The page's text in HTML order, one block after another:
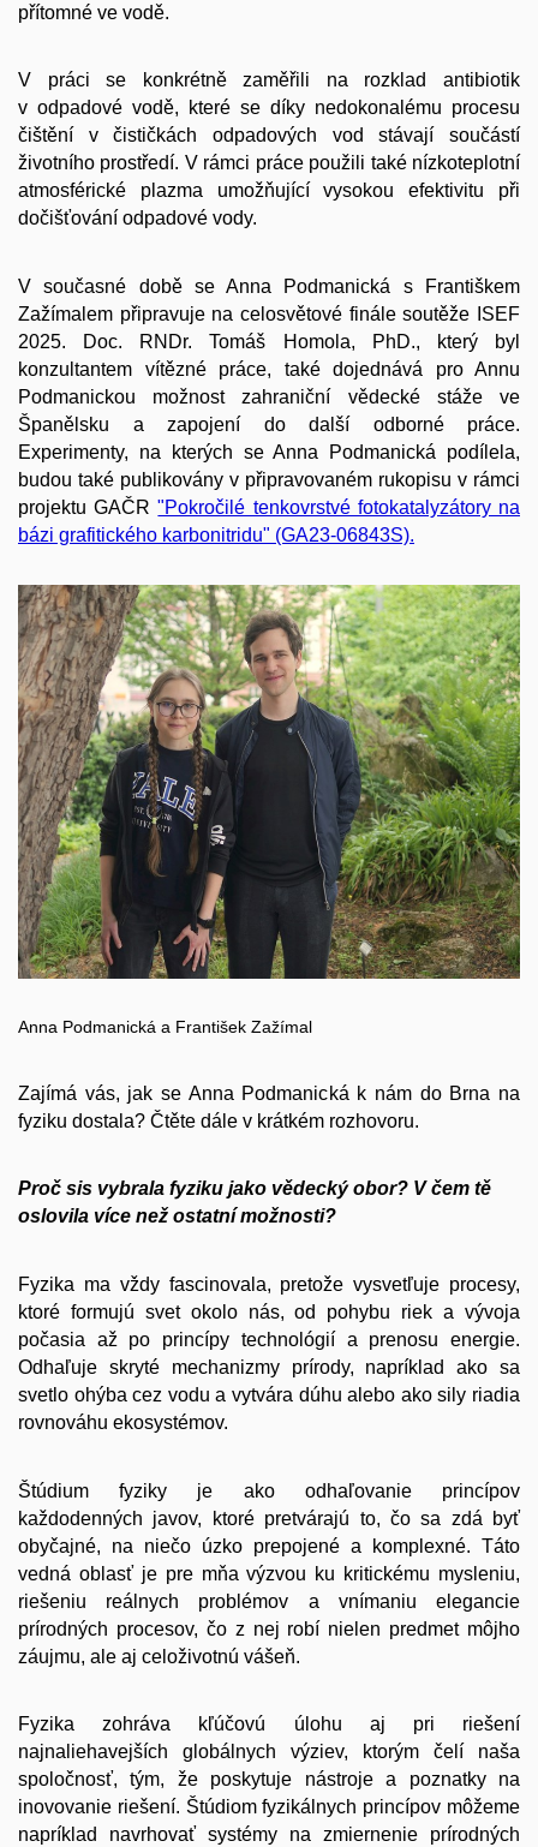
přítomné ve vodě.
V práci se konkrétně zaměřili na rozklad antibiotik
v odpadové vodě, které se díky nedokonalému procesu
čištění v čističkách odpadových vod stávají součástí
životního prostředí. V rámci práce použili také nízkoteplotní
atmosférické plazma umožňující vysokou efektivitu při
dočišťování odpadové vody.
V současné době se Anna Podmanická s Františkem
Zažímalem připravuje na celosvětové finále soutěže ISEF
2025. Doc. RNDr. Tomáš Homola, PhD., který byl
konzultantem vítězné práce, také dojednává pro Annu
Podmanickou možnost zahraniční vědecké stáže ve
Španělsku a zapojení do další odborné práce.
Experimenty, na kterých se Anna Podmanická podílela,
budou také publikovány v připravovaném rukopisu v rámci
projektu GAČR"Pokročilé tenkovrstvé fotokatalyzátory na
bázi grafitického karbonitridu" (GA23-06843S).
Anna Podmanická a František Zažímal
Zajímá vás, jak se Anna Podmanická k nám do Brna na
fyziku dostala? Čtěte dále v krátkém rozhovoru.
Proč sis vybrala fyziku jako vědecký obor? V čem tě
oslovila více než ostatní možnosti?
Fyzika ma vždy fascinovala, pretože vysvetľuje procesy,
ktoré formujú svet okolo nás, od pohybu riek a vývoja
počasia až po princípy technológií a prenosu energie.
Odhaľuje skryté mechanizmy prírody, napríklad ako sa
svetlo ohýba cez vodu a vytvára dúhu alebo ako sily riadia
rovnováhu ekosystémov.
Štúdium fyziky je ako odhaľovanie princípov
každodenných javov, ktoré pretvárajú to, čo sa zdá byť
obyčajné, na niečo úzko prepojené a komplexné. Táto
vedná oblasť je pre mňa výzvou ku kritickému mysleniu,
riešeniu reálnych problémov a vnímaniu elegancie
prírodných procesov, čo z nej robí nielen predmet môjho
záujmu, ale aj celoživotnú vášeň.
Fyzika zohráva kľúčovú úlohu aj pri riešení
najnaliehavejších globálnych výziev, ktorým čelí naša
spoločnosť, tým, že poskytuje nástroje a poznatky na
inovovanie riešení. Štúdiom fyzikálnych princípov môžeme
napríklad navrhovať systémy na zmiernenie prírodných